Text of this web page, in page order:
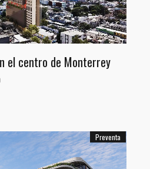
el centro de Monterrey
Preventa